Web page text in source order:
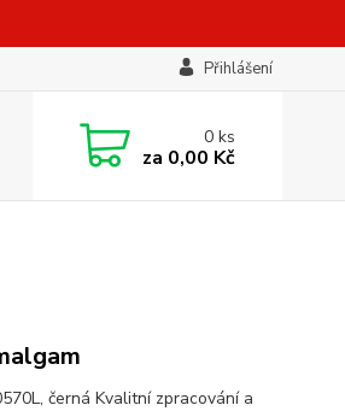
Přihlášení
0ks
za 0,00 Kč
černá Kvalitní zpracování a